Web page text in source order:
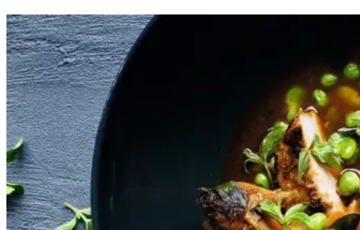
Gem opskrift
Aftensmad